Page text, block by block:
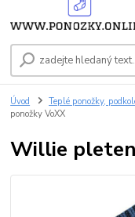
Úvod Teplé ponožky,
ponožky VoXX
Willie